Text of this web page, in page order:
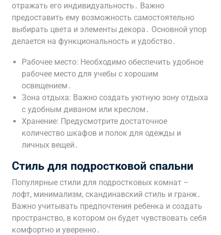
отражать его индивидуальность․ Важно
предоставить ему возможность самостоятельно
выбирать цвета и элементы декора․ Основной упор
делается на функциональность и удобство․
Рабочее место: Необходимо обеспечить удобное
рабочее место для учебы с хорошим
освещением․
Зона отдыха: Важно создать уютную зону отдыха
с удобным диваном или креслом․
Хранение: Предусмотрите достаточное
количество шкафов и полок для одежды и
личных вещей․
Стиль для подростковой спальни
Популярные стили для подростковых комнат –
лофт, минимализм, скандинавский стиль и гранж․
Важно учитывать предпочтения ребенка и создать
пространство, в котором он будет чувствовать себя
комфортно и уверенно․